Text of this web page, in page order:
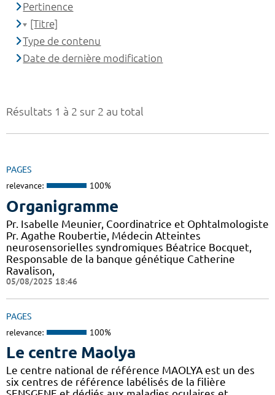
Résultats 1 à 2 sur 2 au total
PAGES
relevance: 100%
Organigramme
Pr. Isabelle Meunier, Coordinatrice et Ophtalmologiste
Pr. Agathe Roubertie, Médecin Atteintes
neurosensorielles syndromiques Béatrice Bocquet,
Responsable de la banque génétique Catherine
Ravalison,
05/08/2025 18:46
PAGES
relevance: 100%
Le centre Maolya
Le centre national de référence MAOLYA est un des
six centres de référence labélisés de la filière
Pertinence
[Titre]
Type de contenu
Date de dernière modification